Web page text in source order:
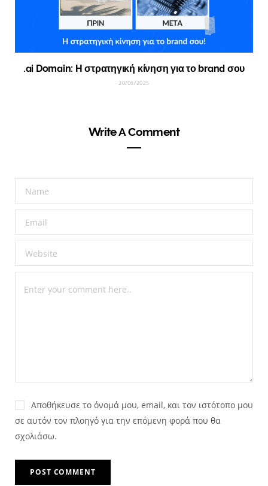
.ai Domain: Η στρατηγική κίνηση για το brand σου
20/06/2025
Write A Comment
Αποθήκευσε το όνομά μου, email, και τον ιστότοπο μου
σε αυτόν τον πλοηγό για την επόμενη φορά που θα
σχολιάσω.